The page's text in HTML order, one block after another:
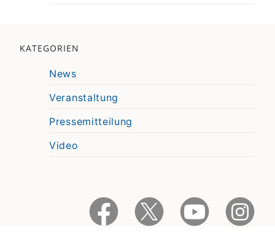
KATEGORIEN
News
Veranstaltung
Pressemitteilung
Video